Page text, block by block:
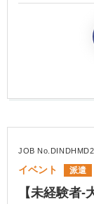
JOB
イベント 派遣
【未経験者